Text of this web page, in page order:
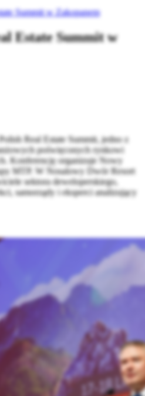
Summit w Zakopanem
Estate Summit w
Real Estate Summit, jedno z
poświęconych rynkowi
Konferencję organizuje Nowy
MTP. W Nosalowy Dwór Resort
sektora deweloperskiego,
samorządy i eksperci analizujący